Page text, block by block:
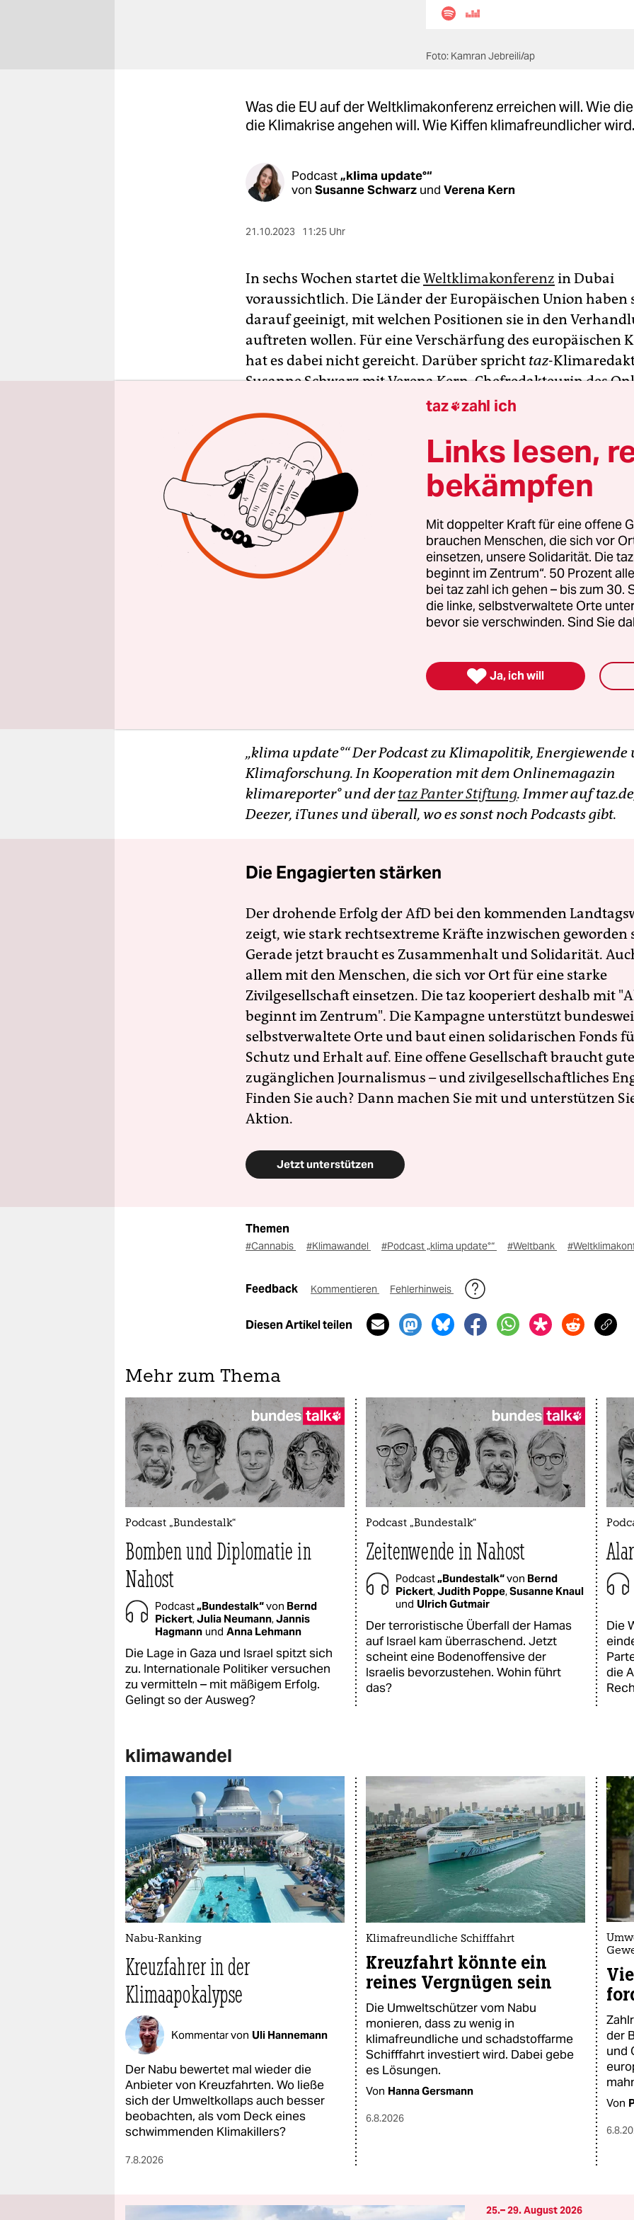
Foto: Kamran Jebreili/ap
Was die EU auf der Weltklimakonferenz erreichen will. Wie
die Klimakrise angehen will. Wie Kiffen klimafreundlicher wird.
Podcast„klima update°“
von Susanne Schwarz und Verena Kern
21.10.2023 11:25 Uhr
In sechs Wochen startet dieWeltklimakonferenz in Dubai
voraussichtlich. Die Länder der Europäischen Union haben
darauf geeinigt, mit welchen Positionen sie in den
auftreten wollen. Für eine Verschärfung des europäischen
hat es dabei nicht gereicht. Darüber spricht taz-
Susanne Schwarz mit Verena Kern, Chefredakteurin des
Die Weltbank hat sich den Erhalt des Planeten offiziell zum
Das ist ein Ergebnis der Jahrestagung mit dem
Währungsfonds. Aber: Zu einer Erhöhung des
Kredite für Klimaschutz in armen Ländern ermöglichen
konnten sich die Mitgliedsregierungen nicht durchringen.
Die Bundesregierung will den Besitz vonCannabis
stellen, darüber hat der Bundestagdiese Woche erstmals
nehmen wir zum Anlass, um den CO2-Fußabdruck vom
Augenschein zu nehmen. Eine Studie aus den USA kommt
oft in Innenräumen stattfindet, unter hohem
Beleuchtung, Heizung und Trocknung. Die Au­to­r:in­nen
„klima update°“ Der Podcast zu Klimapolitik, Energiewende
Klimaforschung. In Kooperation mit dem Onlinemagazin
klimareporter° und dertaz Panter Stiftung. Immer auf
Deezer, iTunes und überall, wo es sonst noch Podcasts gibt.
Die Engagierten stärken
Der drohende Erfolg der AfD bei den kommenden
zeigt, wie stark rechtsextreme Kräfte inzwischen geworden
Gerade jetzt braucht es Zusammenhalt und Solidarität.
allem mit den Menschen, die sich vor Ort für eine starke
Zivilgesellschaft einsetzen. Die taz kooperiert deshalb mit
beginnt im Zentrum". Die Kampagne unterstützt
selbstverwaltete Orte und baut einen solidarischen Fonds
Schutz und Erhalt auf. Eine offene Gesellschaft braucht
zugänglichen Journalismus – und zivilgesellschaftliches
Finden Sie auch? Dann machen Sie mit und unterstützen
Aktion.
Jetzt unterstützen
Themen
#Cannabis #Klimawandel #Podcast „klima update°“ #Weltbank
Feedback Kommentieren Fehlerhinweis
Diesen Artikel teilen
Mehr zum Thema
Podcast „Bundestalk“
Bomben und Diplomatie in
Nahost
Podcast„Bundestalk“von Bernd
Pickert,Julia Neumann,Jannis
Hagmann und Anna Lehmann
Die Lage in Gaza und Israel spitzt sich
zu. Internationale Politiker versuchen
zu vermitteln – mit mäßigem Erfolg.
Gelingt so der Ausweg?
Podcast „Bundestalk“
Zeitenwende in Nahost
Podcast„Bundestalk“von Bernd
Pickert,Judith Poppe,Susanne Knaul
und Ulrich Gutmair
Der terroristische Überfall der Hamas
auf Israel kam überraschend. Jetzt
scheint eine Bodenoffensive der
Israelis bevorzustehen. Wohin führt
das?
Die
die
klimawandel
Nabu-Ranking
Kreuzfahrer in der
Klimaapokalypse
Kommentar von Uli Hannemann
Der Nabu bewertet mal wieder die
Anbieter von Kreuzfahrten. Wo ließe
sich der Umweltkollaps auch besser
beobachten, als vom Deck eines
schwimmenden Klimakillers?
7.8.2026
Klimafreundliche Schifffahrt
Kreuzfahrt könnte ein
reines Vergnügen sein
Die Umweltschützer vom Nabu
monieren, dass zu wenig in
klimafreundliche und schadstoffarme
Schifffahrt investiert wird. Dabei gebe
es Lösungen.
Von Hanna Gersmann
6.8.2026
der
und
Von
25.– 29. August 2026
taz zahl ich
Links lesen,
bekämpfen
Mit doppelter Kraft für eine offene
brauchen Menschen, die sich vor
einsetzen, unsere Solidarität. Die
beginnt im Zentrum“. 50 Prozent
bei taz zahl ich gehen – bis zum
die linke, selbstverwaltete Orte
bevor sie verschwinden. Sind Sie
 Ja, ich will